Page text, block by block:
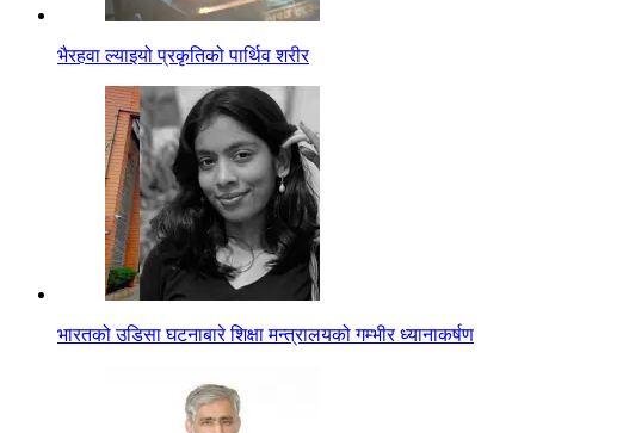
भैरहवा ल्याइयो प्रकृतिको पार्थिव शरीर
भारतको उडिसा घटनाबारे शिक्षा मन्त्रालयको गम्भीर ध्यानाकर्षण